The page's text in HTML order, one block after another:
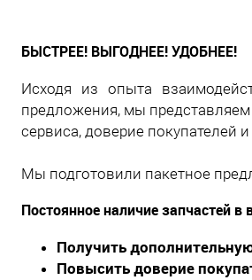
БЫСТРЕЕ! ВЫГОДНЕЕ! УДОБНЕЕ!
Исходя из опыта
предложения, мы
сервиса, доверие покупателей
Мы подготовили пакетное
Постоянное наличие запчастей
Получить
Повысить доверие